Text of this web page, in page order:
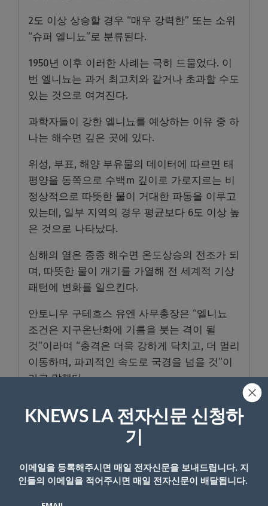
2도 이상 상승할 경우 “매우 강력한” 또는 소위
“슈퍼 엘니뇨”로 분류된다.
1950년 이후 이러한 사례는 극히 드물었다. 이
번 엘니뇨는 과거 최고치와 같거나 초과할 수도
있는 것으로 여겨진다.
과학자들이 강한 엘니뇨를 예상하는 이유 중 하
나는 해수면 깊은 곳에 있다.
위성, 부표, 해양 부유물의 데이터에 따르면 태
평양을 동쪽으로 수백m 깊이로 가로지르는 비
정상적으로 따뜻한 물이 거대한 파동을 이루고
있는데, 일부 지역의 경우 평균보다 6도 이상 높
은 것으로 나타났다.
심해의 열은 종종 해수면 온도상승의 전조가 되
며, 따뜻한 물이 개기를 가열해 전 세계적 기상
패턴에 변화를 일으킨다.
안토니우 구테흐스 유엔 사무총장은 “엘니뇨
조건은 지구온난화에 기름을 붓는 격이 될
것”이라며 “충격은 더욱 강하게 닥치고, 더 멀리
이동하며, 파괴적인 속도로 국경을 넘을 것”이
라고 말했다.
- Copyright © KNEWSLA.COM, 무단 전재 및 재배포 금지
KNEWS LA 전자신문 신청하
기
이메일을 등록해주시면 매일 전자신문을 보내드립니다. 지
인들의 이메일을 적어주시면 매일 전자신문이 배달됩니다.